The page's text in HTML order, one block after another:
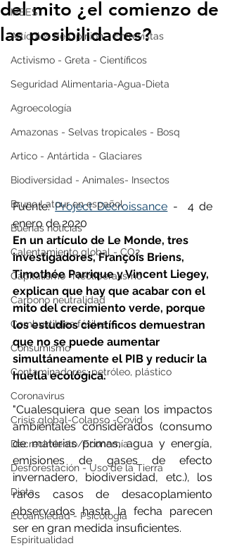
IPBES
Artículos de Opinión - Entrevistas
Activismo - Greta - Científicos
Seguridad Alimentaria-Agua-Dieta
Agroecología
Amazonas - Selvas tropicales - Bosq
Artico - Antártida - Glaciares
Biodiversidad - Animales- Insectos
Bruno Latour en español
Buenas noticias
Calentamiento global - CO2
Capitalismo -Neoliberalismo
Carbono neutralidad
Combustibles fósiles
Consumismo
Contaminadores: petróleo, plástico
Coronavirus
Crisis global-Colapso -Covid
Decrecimiento/Economía
Desforestación - Uso de la Tierra
Dieta
Ecoansiedad - Psicología
Espiritualidad
del mito ¿el comienzo de
las posibilidades?
Fuente: Project Decroissance -
4 de
enero de 2020
En un artículo de Le Monde, tres
investigadores, François Briens,
Timothée Parrique y Vincent Liegey,
explican que hay que acabar con el
mito del crecimiento verde, porque
los estudios científicos demuestran
que no se puede aumentar
simultáneamente el PIB y reducir la
huella ecológica.
"Cualesquiera que sean los impactos
ambientales considerados (consumo
de materias primas, agua y energía,
emisiones de gases de efecto
invernadero, biodiversidad, etc.), los
raros casos de desacoplamiento
observados hasta la fecha parecen
ser en gran medida insuficientes.